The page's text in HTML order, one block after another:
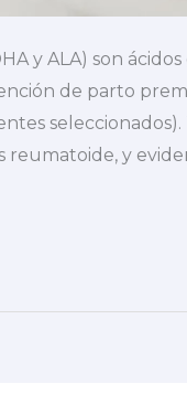
y ALA) son
de parto
y